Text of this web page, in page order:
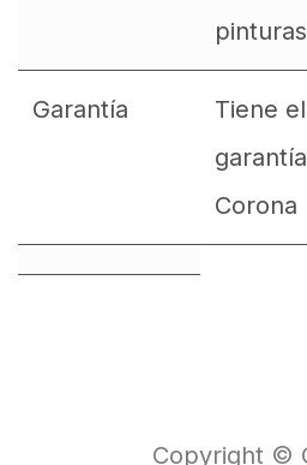
Garantía
Tiene
Corona
Copyright ©